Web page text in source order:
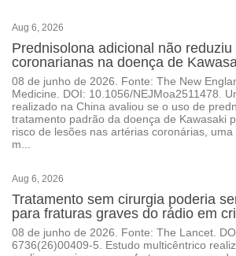
Aug 6, 2026
Prednisolona adicional não reduziu
coronarianas na doença de
08 de junho de 2026. Fonte: The New
Medicine. DOI: 10.1056/NEJMoa2511478.
realizado na China avaliou se o uso de
tratamento padrão da doença de Kawasaki
risco de lesões nas artérias coronárias,
m...
Aug 6, 2026
Tratamento sem cirurgia poderia
para fraturas graves do rádio em
08 de junho de 2026. Fonte: The Lancet.
6736(26)00409-5. Estudo multicêntrico